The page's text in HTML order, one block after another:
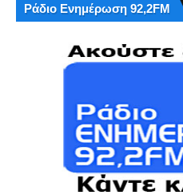
Ράδιο Ενημέρωση 92,2FM